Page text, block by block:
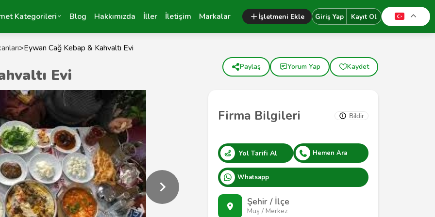
Kategorileri Blog Hakkımızda İller İletişim Markalar İşletmeni Ekle Giriş Yap Kayıt Ol
>Eywan Cağ Kebap & Kahvaltı Evi
Firma Bilgileri Bildir
Yol Tarifi Al Hemen Ara
Whatsapp
Şehir / İlçe
Muş / Merkez
Evi Paylaş Yorum Yap Kaydet